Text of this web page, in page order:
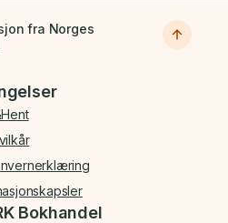
fra Norges
Bokhandel